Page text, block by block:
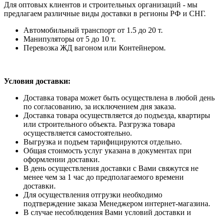
Для оптовых клиентов и строительных организаций - мы
предлагаем различные виды доставки в регионы РФ и СНГ.
Автомобильный транспорт от 1.5 до 20 т.
Манипуляторы от 5 до 10 т.
Перевозка ЖД вагоном или Контейнером.
Условия доставки:
Доставка товара может быть осуществлена в любой день
по согласованию, за исключением дня заказа.
Доставка товара осуществляется до подъезда, квартиры
или строительного объекта. Разгрузка товара
осуществляется самостоятельно.
Выгрузка и подъем тарифицируются отдельно.
Общая стоимость услуг указана в документах при
оформлении доставки.
В день осуществления доставки с Вами свяжутся не
менее чем за 1 час до предполагаемого времени
доставки.
Для осуществления отгрузки необходимо
подтверждение заказа Менеджером интернет-магазина.
В случае несоблюдения Вами условий доставки и